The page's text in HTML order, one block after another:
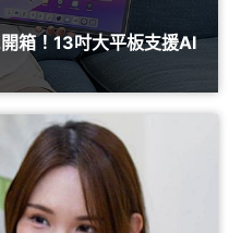
箱！13吋大平板支援AI